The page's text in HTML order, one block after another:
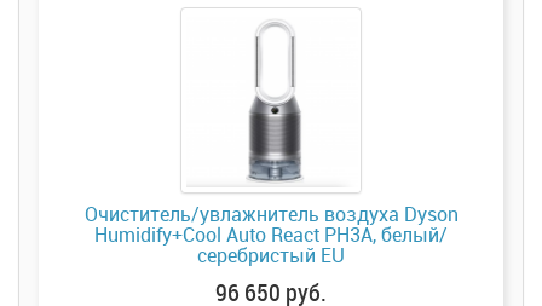
Очиститель/увлажнитель воздуха Dyson
Humidify+Cool Auto React PH3A, белый/
серебристый EU
96 650 руб.